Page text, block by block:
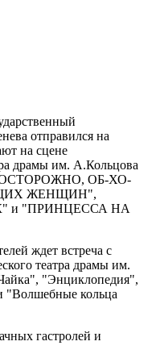
отправился на
на сцене
драмы им. А.Кольцова
ОБ-ХО-
ЖЕНЩИН",
и "ПРИНЦЕССА НА
ждет встреча с
театра драмы им.
"Энциклопедия",
"Волшебные кольца
гастролей и